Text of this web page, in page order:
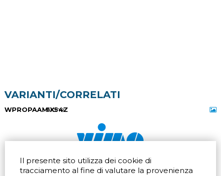
Il presente sito utilizza dei cookie di
tracciamento al fine di valutare la provenienza
VARIANTI/CORRELATI
WPROPAAMIX54Z
None
Via dell'artigianato 32Q
20865 Usmate Velate (MB)
Tel. +39 039 672520
Fax +39 039 672568